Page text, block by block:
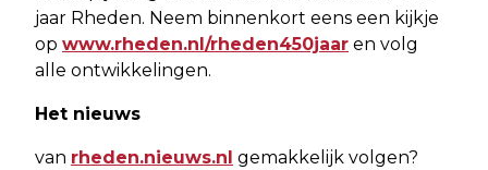
jaar Rheden. Neem binnenkort eens een kijkje
op www.rheden.nl/rheden450jaar en volg
alle ontwikkelingen.
Het nieuws
van rheden.nieuws.nl gemakkelijk volgen?